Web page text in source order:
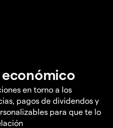
en torno a los
pagos de dividendos y
para que te lo